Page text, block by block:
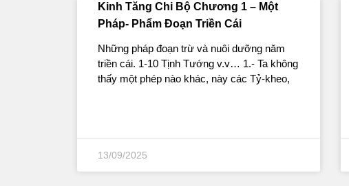
Kinh Tăng Chi Bộ Chương 1 – Một
Pháp- Phẩm Ðoạn Triền Cái
Những pháp đoạn trừ và nuôi dưỡng năm
triền cái. 1-10 Tịnh Tướng v.v… 1.- Ta không
thấy một phép nào khác, này các Tỷ-kheo,
13/09/2025